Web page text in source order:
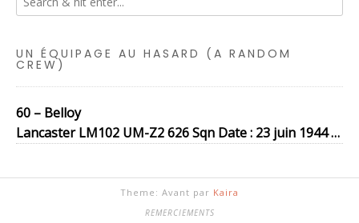
UN ÉQUIPAGE AU HASARD (A RANDOM
CREW)
60 – Belloy
Lancaster LM102 UM-Z2 626 Sqn Date : 23 juin 1944 …
Theme: Avant par Kaira
REMERCIEMENTS